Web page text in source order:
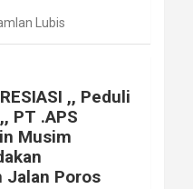
Lubis
,, Peduli
PT .APS
Musim
Jalan Poros